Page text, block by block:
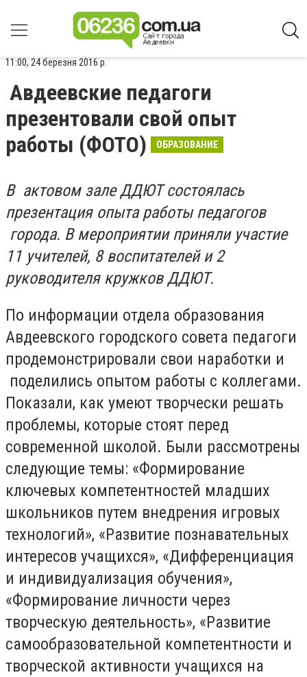
11:00, 24 березня 2016 р.
Авдеевские педагоги
презентовали свой опыт
работы (ФОТО)
ОБРАЗОВАНИЕ
В актовом зале ДДЮТ состоялась
презентация опыта работы педагогов
города. В мероприятии приняли участие
11 учителей, 8 воспитателей и 2
руководителя кружков ДДЮТ.
По информации отдела образования
Авдеевского городского совета педагоги
продемонстрировали свои наработки и
поделились опытом работы с коллегами.
Показали, как умеют творчески решать
проблемы, которые стоят перед
современной школой. Были рассмотрены
следующие темы: «Формирование
ключевых компетентностей младших
школьников путем внедрения игровых
технологий», «Развитие познавательных
интересов учащихся», «Дифференциация
и индивидуализация обучения»,
«Формирование личности через
творческую деятельность», «Развитие
самообразовательной компетентности и
творческой активности учащихся на